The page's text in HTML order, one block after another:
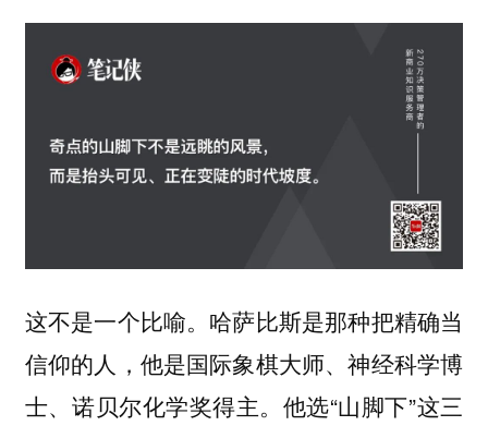
这不是一个比喻。哈萨比斯是那种把精确当
信仰的人，他是国际象棋大师、神经科学博
士、诺贝尔化学奖得主。他选“山脚下”这三